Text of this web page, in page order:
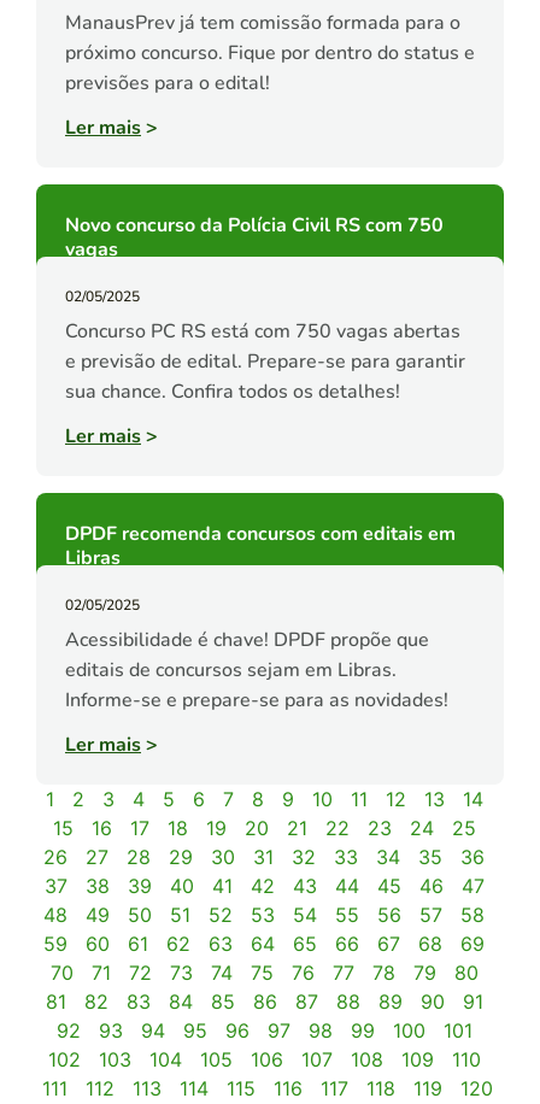
ManausPrev já tem comissão formada para o
próximo concurso. Fique por dentro do status e
previsões para o edital!
Ler mais>
Novo concurso da Polícia Civil RS com 750
vagas
02/05/2025
Concurso PC RS está com 750 vagas abertas
e previsão de edital. Prepare-se para garantir
sua chance. Confira todos os detalhes!
Ler mais>
DPDF recomenda concursos com editais em
Libras
02/05/2025
Acessibilidade é chave! DPDF propõe que
editais de concursos sejam em Libras.
Informe-se e prepare-se para as novidades!
Ler mais>
1 2 3 4 5 6 7 8 9 10 11 12 13
14
15
16 17 18 19 20 21 22 23 24
25
26
27 28 29 30 31 32 33 34 35
36
37
38 39 40 41 42 43 44 45 46
47
48
49 50 51 52 53 54 55 56 57
58
59
60 61 62 63 64 65 66 67 68
69
70
71 72 73 74 75 76 77 78 79
80
81
82 83 84 85 86 87 88 89 90
91
92
93 94 95 96 97 98 99 100
101
102
103 104 105 106 107 108 109
110
111
112 113 114 115 116 117 118 119
120